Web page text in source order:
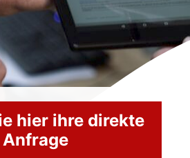
hier ihre direkte
Anfrage